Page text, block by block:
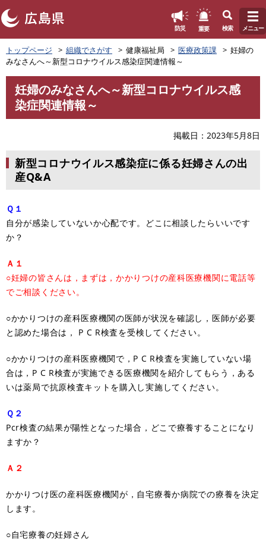
ペ
ー
ジ
の
で
防災 重要 検索 メニュー
トップページ 組織でさがす 健康福祉局 医療政策課
妊婦の
みなさんへ～新型コロナウイルス感染症関連情報～
妊婦のみなさんへ～新型コロナウイルス感
染症関連情報～
掲載日 2023年5月8日
新型コロナウイルス感染症に係る妊婦さんの出
産Q&A
Ｑ１
自分が感染していないか心配です。どこに相談したらいいです
か？
Ａ１
○妊婦の皆さんは，まずは，かかりつけの産科医療機関に電話等
でご相談ください。
○かかりつけの産科医療機関の医師が状況を確認し，医師が必要
と認めた場合は， P C R検査を受検してください。
○かかりつけの産科医療機関で，P C R検査を実施していない場
合は，P C R検査が実施できる医療機関を紹介してもらう，ある
いは薬局で抗原検査キットを購入し実施してください。
Ｑ２
Pcr検査の結果が陽性となった場合，どこで療養することになり
ますか？
Ａ２
かかりつけ医の産科医療機関が，自宅療養か病院での療養を決定
します。
○自宅療養の妊婦さん